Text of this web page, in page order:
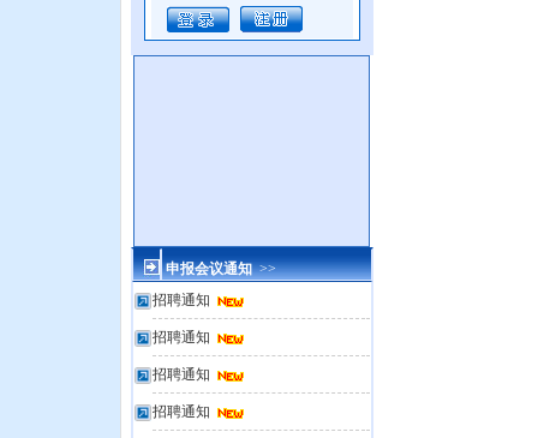
申报会议通知>>
招聘通知
招聘通知
招聘通知
招聘通知